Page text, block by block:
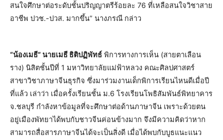
สนใจศึกษาต่อระดับชั้นปริญญาตรีร้อยละ 76 ที่เหลือสนใจวิชาสาย
อาชีพ ปวช.-ปวส. มากขึ้น” นางภรณี กล่าว
“น้องเมธี” นายเมธี ธิติปฏิพัทธ์ พิการทางการเห็น (สายตาเลือน
ราง) นิสิตชั้นปีที่ 1 มหาวิทยาลัยแม่ฟ้าหลวง คณะศิลปศาสตร์
สาขาวิชาภาษาจีนธุรกิจ ซึ่งมาร่วมงานเด็กพิการเรียนไหนดีเมื่อปี
ที่แล้ว เล่าว่า เมื่อครั้งเรียนชั้น ม.6 โรงเรียนโพธิสัมพันธ์พิทยาคาร
จ.ชลบุรี กำลังหาข้อมูลที่จะศึกษาต่อด้านภาษาจีน เพราะด้วยตน
อยู่เมืองพัทยาได้พบกับชาวจีนค่อนข้างมาก จึงมีความคิดว่าหาก
สามารถสื่อสารภาษาจีนได้จะเป็นสิ่งดี เมื่อได้พบกับบูธแนะแนว